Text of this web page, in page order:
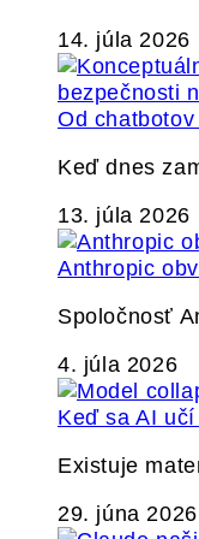
14. júla 2026
Od
Keď dnes
13. júla 2026
Anthropic
Spoločnosť
4. júla 2026
Keď sa AI
Existuje
29. júna 2026